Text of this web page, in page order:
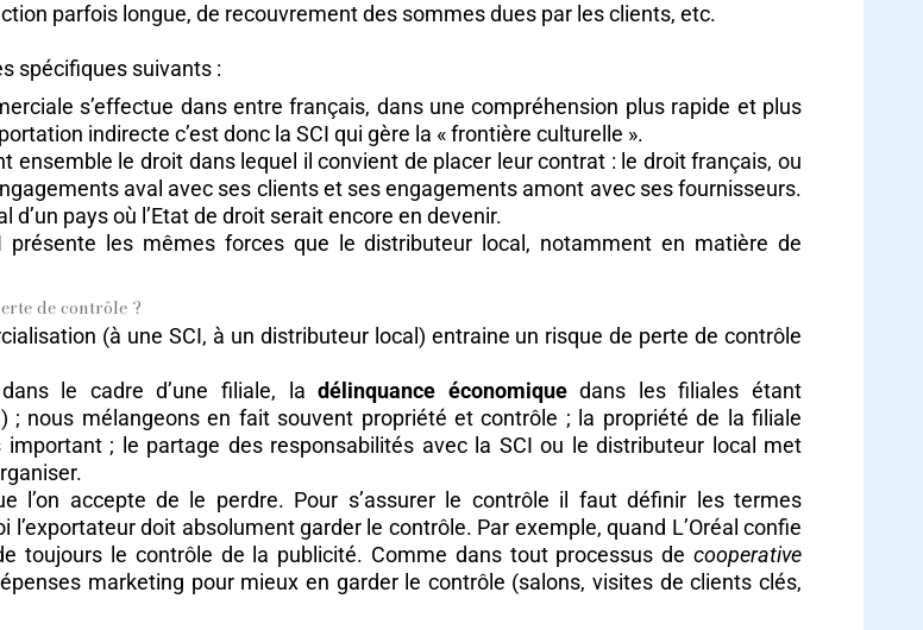
parfois longue, de recouvrement des sommes dues par les clients, etc.
spécifiques suivants :
s’effectue dans entre français, dans une compréhension plus rapide et plus
indirecte c’est donc la SCI qui gère la « frontière culturelle ».
ensemble le droit dans lequel il convient de placer leur contrat : le droit français, ou
aval avec ses clients et ses engagements amont avec ses fournisseurs.
pays où l’Etat de droit serait encore en devenir.
les mêmes forces que le distributeur local, notamment en matière de
de contrôle ?
(à une SCI, à un distributeur local) entraine un risque de perte de contrôle
le cadre d’une filiale, ladélinquance économiquedans les filiales étant
; nous mélangeons en fait souvent propriété et contrôle ; la propriété de la filiale
; le partage des responsabilités avec la SCI ou le distributeur local met
l’on accepte de le perdre. Pour s’assurer le contrôle il faut définir les termes
l’exportateur doit absolument garder le contrôle. Par exemple, quand L’Oréal confie
toujours le contrôle de la publicité. Comme dans tout processus de cooperative
marketing pour mieux en garder le contrôle (salons, visites de clients clés,